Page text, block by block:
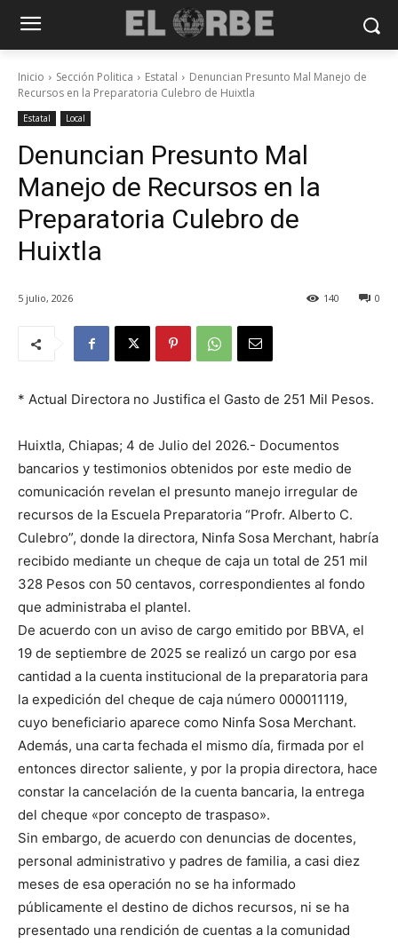
Inicio Sección Politica Estatal
Denuncian Presunto Mal Manejo de
Recursos en la Preparatoria Culebro de Huixtla
Estatal Local
Denuncian Presunto Mal
Manejo de Recursos en la
Preparatoria Culebro de
Huixtla
5 julio, 2026 0
140
* Actual Directora no Justifica el Gasto de 251 Mil Pesos.
Huixtla, Chiapas; 4 de Julio del 2026.- Documentos
bancarios y testimonios obtenidos por este medio de
comunicación revelan el presunto manejo irregular de
recursos de la Escuela Preparatoria “Profr. Alberto C.
Culebro”, donde la directora, Ninfa Sosa Merchant, habría
recibido mediante un cheque de caja un total de 251 mil
328 Pesos con 50 centavos, correspondientes al fondo
que administraba el plantel.
De acuerdo con un aviso de cargo emitido por BBVA, el
19 de septiembre de 2025 se realizó un cargo por esa
cantidad a la cuenta institucional de la preparatoria para
la expedición del cheque de caja número 000011119,
cuyo beneficiario aparece como Ninfa Sosa Merchant.
Además, una carta fechada el mismo día, firmada por el
entonces director saliente, y por la propia directora, hace
constar la cancelación de la cuenta bancaria, la entrega
del cheque «por concepto de traspaso».
Sin embargo, de acuerdo con denuncias de docentes,
personal administrativo y padres de familia, a casi diez
meses de esa operación no se ha informado
públicamente el destino de dichos recursos, ni se ha
presentado una rendición de cuentas a la comunidad